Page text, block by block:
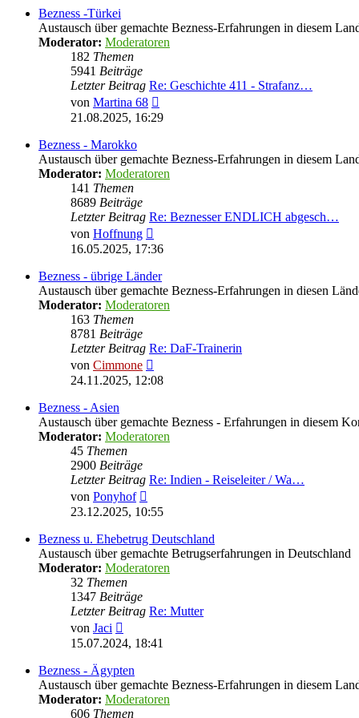
Bezness -Türkei
Austausch über gemachte Bezness-Erfahrungen in diesem
Moderator: Moderatoren
182 Themen
5941 Beiträge
Letzter Beitrag Re: Geschichte 411 - Strafanz…
von Martina 68
Beitrag
21.08.2025, 16:29
Bezness - Marokko
Austausch über gemachte Bezness-Erfahrungen in diesem
Moderator: Moderatoren
141 Themen
8689 Beiträge
Letzter Beitrag Re: Beznesser ENDLICH abgesch…
von Hoffnung
Beitrag
16.05.2025, 17:36
Bezness - übrige Länder
Austausch über gemachte Bezness-Erfahrungen in diesen
Moderator: Moderatoren
163 Themen
8781 Beiträge
Letzter Beitrag Re: DaF-Trainerin
von Cimmone
Beitrag
24.11.2025, 12:08
Bezness - Asien
Austausch über gemachte Bezness - Erfahrungen in diesem
Moderator: Moderatoren
45 Themen
2900 Beiträge
Letzter Beitrag Re: Indien - Reiseleiter / Wa…
von Ponyhof
Beitrag
23.12.2025, 10:55
Bezness u. Ehebetrug Deutschland
Austausch über gemachte Betrugserfahrungen in Deutschland
Moderator: Moderatoren
32 Themen
1347 Beiträge
Letzter Beitrag Re: Mutter
von Jaci
Beitrag
15.07.2024, 18:41
Bezness - Ägypten
Austausch über gemachte Bezness-Erfahrungen in diesem
Moderator: Moderatoren
606 Themen